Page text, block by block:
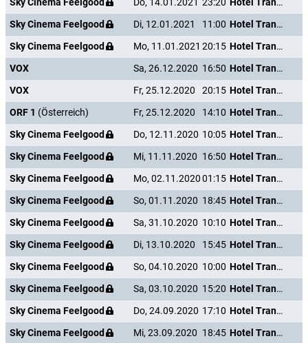
Sky Cinema Feelgood
Do, 14.01.2021 23:20
Hotel Transsilvanien 2
Sky Cinema Feelgood
Di, 12.01.2021 11:00
Hotel Transsilvanien 2
Sky Cinema Feelgood
Mo, 11.01.2021 20:15
Hotel Transsilvanien 2
VOX
Sa, 26.12.2020 16:50
Hotel Transsilvanien 2
VOX
Fr, 25.12.2020 20:15
Hotel Transsilvanien 2
ORF 1 (Österreich) Fr, 25.12.2020 14:10
Hotel Transsilvanien 2
Sky Cinema Feelgood
Do, 12.11.2020 10:05
Hotel Transsilvanien 2
Sky Cinema Feelgood
Mi, 11.11.2020 16:50
Hotel Transsilvanien 2
Sky Cinema Feelgood
Mo, 02.11.202001:15
Hotel Transsilvanien 2
Sky Cinema Feelgood
So, 01.11.2020 18:45
Hotel Transsilvanien 2
Sky Cinema Feelgood
Sa, 31.10.2020 10:10
Hotel Transsilvanien 2
Sky Cinema Feelgood
Di, 13.10.2020 15:45
Hotel Transsilvanien 2
Sky Cinema Feelgood
So, 04.10.2020 10:00
Hotel Transsilvanien 2
Sky Cinema Feelgood
Sa, 03.10.2020 15:20
Hotel Transsilvanien 2
Sky Cinema Feelgood
Do, 24.09.2020 17:10
Hotel Transsilvanien 2
Sky Cinema Feelgood
Mi, 23.09.2020 18:45
Hotel Transsilvanien 2